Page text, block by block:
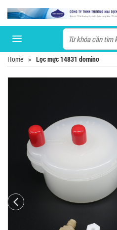
Home » Lọc mực 14831 domino